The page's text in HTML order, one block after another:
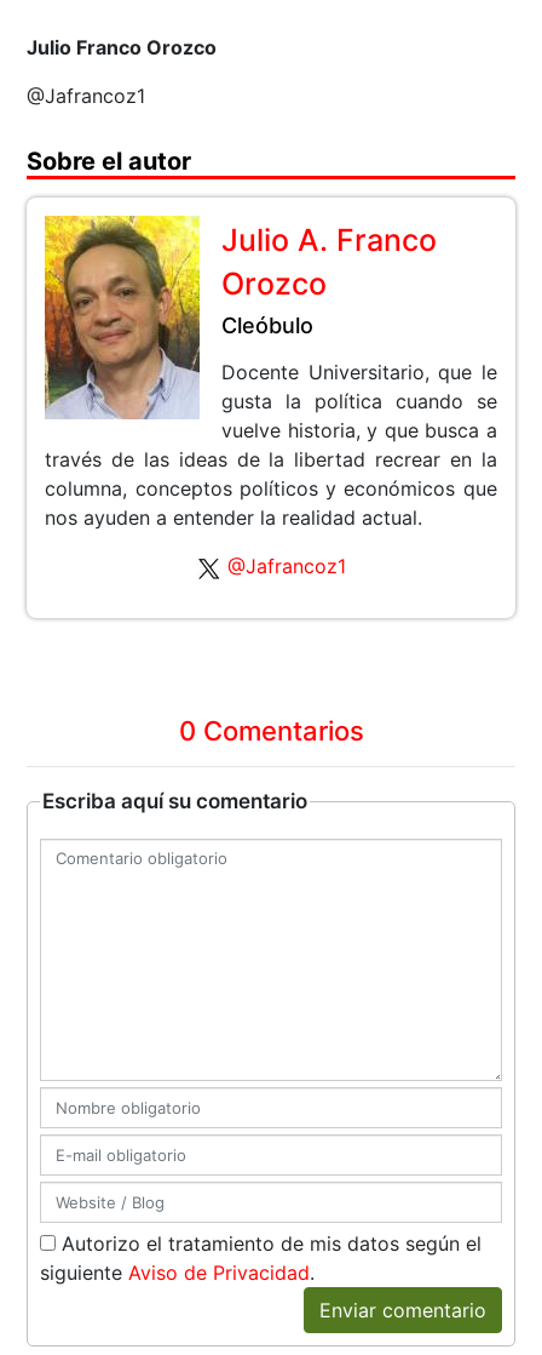
Julio Franco Orozco
@Jafrancoz1
Sobre el autor
Julio A. Franco
Orozco
Cleóbulo
Docente Universitario, que le
gusta la política cuando se
vuelve historia, y que busca a
través de las ideas de la libertad recrear en la
columna, conceptos políticos y económicos que
nos ayuden a entender la realidad actual.
@Jafrancoz1
0 Comentarios
Escriba aquí su comentario
Autorizo el tratamiento de mis datos según el
siguienteAviso de Privacidad.
Enviar comentario